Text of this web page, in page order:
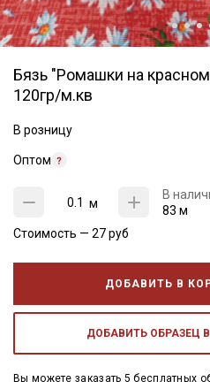
Бязь "Ромашки на
120гр/м.кв
В розницу
Оптом
м
В
83 м
Стоимость — 27руб
ДОБАВИТЬ В
ДОБАВИТЬ ОБРАЗЕЦ
Вы можете заказать 5 бесплатных